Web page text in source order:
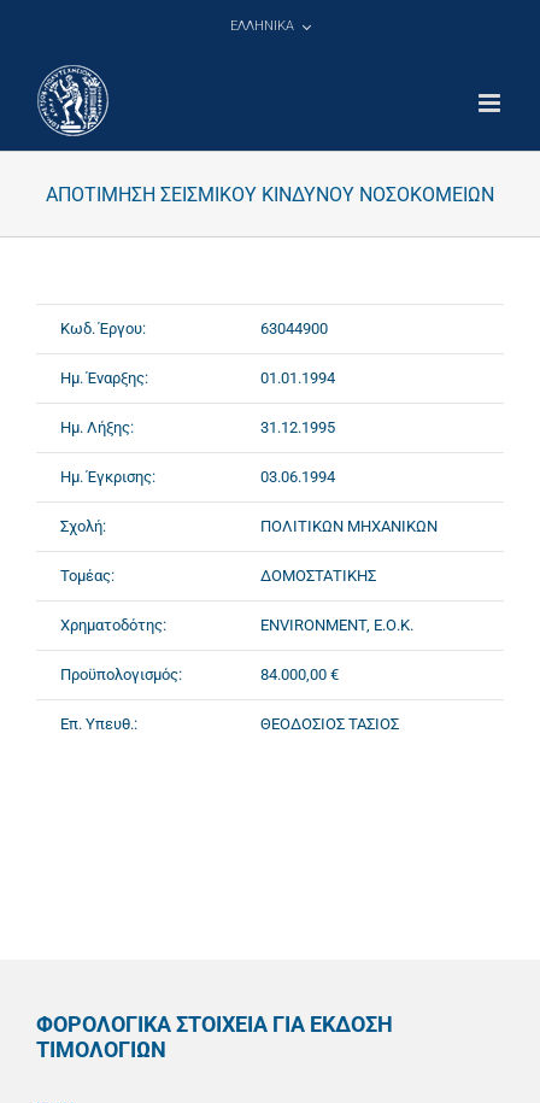
ΕΛΛΗΝΙΚΑ
ΑΠΟΤΙΜΗΣΗ ΣΕΙΣΜΙΚΟΥ ΚΙΝΔΥΝΟΥ ΝΟΣΟΚΟΜΕΙΩΝ
Κωδ. Έργου: 63044900
Ημ. Έναρξης: 01.01.1994
Ημ. Λήξης: 31.12.1995
Ημ. Έγκρισης: 03.06.1994
Σχολή: ΠΟΛΙΤΙΚΩΝ ΜΗΧΑΝΙΚΩΝ
Τομέας: ΔΟΜΟΣΤΑΤΙΚΗΣ
Χρηματοδότης: ENVIRONMENT, Ε.Ο.Κ.
Προϋπολογισμός: 84.000,00 €
Επ. Υπευθ.: ΘΕΟΔΟΣΙΟΣ ΤΑΣΙΟΣ
ΦΟΡΟΛΟΓΙΚΑ ΣΤΟΙΧΕΙΑ ΓΙΑ ΕΚΔΟΣΗ
ΤΙΜΟΛΟΓΙΩΝ